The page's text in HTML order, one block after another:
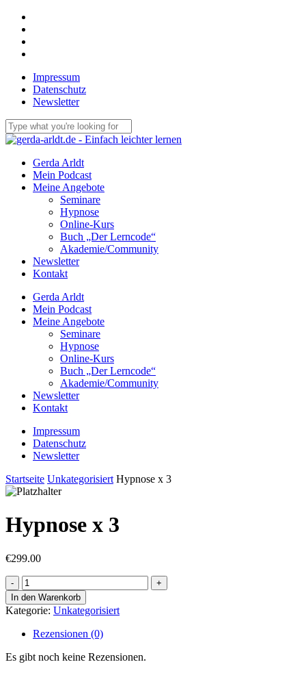
Skip
main
content
Impressum
Datenschutz
Newsletter
Close
Menu
Gerda Arldt
Mein Podcast
Meine Angebote
Seminare
Hypnose
Online-Kurs
Buch „Der Lerncode“
Akademie/Community
Newsletter
Kontakt
Gerda Arldt
Mein Podcast
Meine Angebote
Seminare
Hypnose
Online-Kurs
Buch „Der Lerncode“
Akademie/Community
Newsletter
Kontakt
Impressum
Datenschutz
Newsletter
Startseite Unkategorisiert Hypnose x 3
Hypnose x 3
€299.00
Hypnose
x
3
Menge
In den Warenkorb
Kategorie: Unkategorisiert
Rezensionen (0)
Es gibt noch keine Rezensionen.